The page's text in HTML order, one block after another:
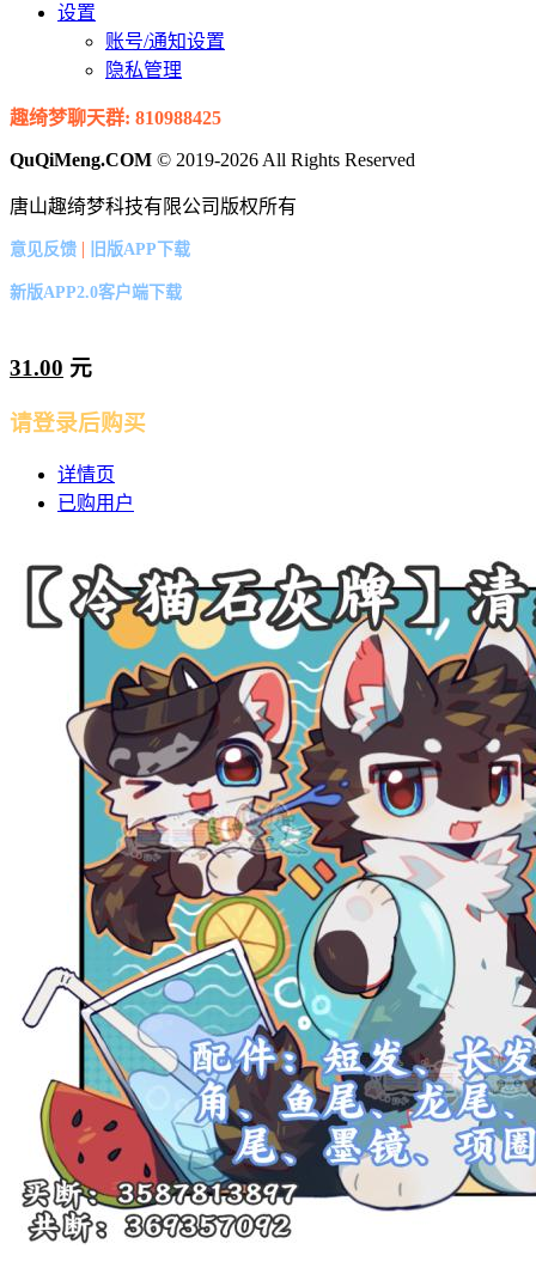
设置
账号/通知设置
隐私管理
趣绮梦聊天群: 810988425
QuQiMeng.COM © 2019-2026 All Rights Reserved
唐山趣绮梦科技有限公司版权所有
意见反馈 | 旧版APP下载
新版APP2.0客户端下载
31.00 元
请登录后购买
详情页
已购用户